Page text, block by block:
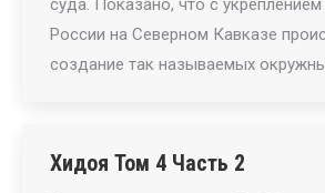
суда. Показано, что с
России на Северном Кавказе
создание так называемых
Хидоя Том 4 Часть 2